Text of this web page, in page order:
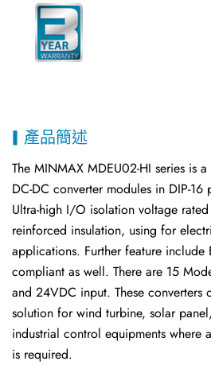
產品簡述
The MINMAX MDEU02-HI series is
DC-DC converter modules in DIP-
Ultra-high I/O isolation voltage
reinforced insulation, using for
applications. Further feature
compliant as well. There are 15
and 24VDC input. These converters
solution for wind turbine, solar
industrial control equipments
is required.